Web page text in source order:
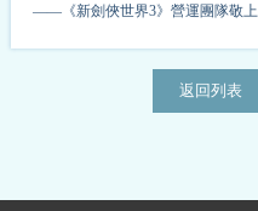
——《新劍俠世界3》營運團隊敬上
返回列表